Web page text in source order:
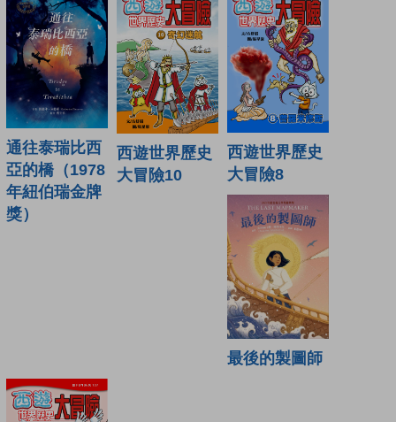
通往泰瑞比西
亞的橋（1978
年紐伯瑞金牌
獎）
西遊世界歷史
大冒險10
西遊世界歷史
大冒險8
最後的製圖師